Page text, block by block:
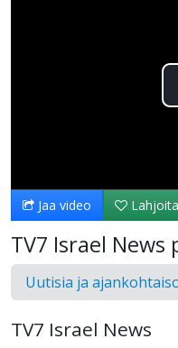
Jaa video Lahjoita
TV7 Israel News
Uutisia ja
TV7 Israel News